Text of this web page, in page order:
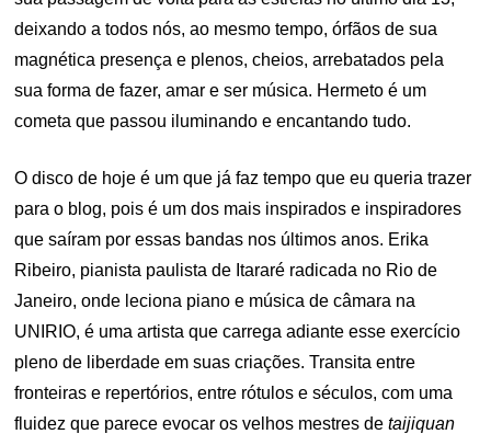
deixando a todos nós, ao mesmo tempo, órfãos de sua
magnética presença e plenos, cheios, arrebatados pela
sua forma de fazer, amar e ser música. Hermeto é um
cometa que passou iluminando e encantando tudo.
O disco de hoje é um que já faz tempo que eu queria trazer
para o blog, pois é um dos mais inspirados e inspiradores
que saíram por essas bandas nos últimos anos. Erika
Ribeiro, pianista paulista de Itararé radicada no Rio de
Janeiro, onde leciona piano e música de câmara na
UNIRIO, é uma artista que carrega adiante esse exercício
pleno de liberdade em suas criações. Transita entre
fronteiras e repertórios, entre rótulos e séculos, com uma
fluidez que parece evocar os velhos mestres detaijiquan